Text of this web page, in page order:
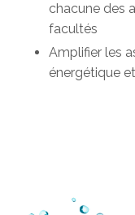
chacune des
facultés
Amplifier les
énergétique